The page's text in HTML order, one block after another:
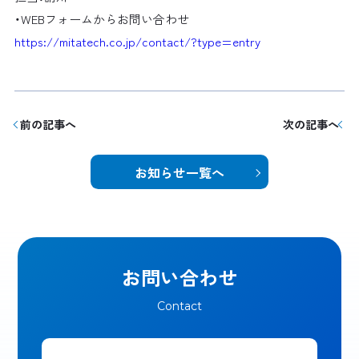
・WEBフォームからお問い合わせ
https://mitatech.co.jp/contact/?type=entry
前の記事へ
お知らせ一覧へ
次の記事へ
お問い合わせ
Contact